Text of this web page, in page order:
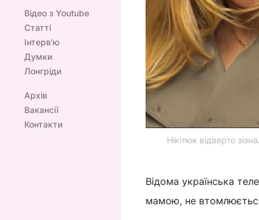
Відео з Youtube
Статті
Інтерв'ю
Думки
Лонгріди
Архів
Вакансії
Контакти
Нікітюк відверто
Відома українська
мамою, не